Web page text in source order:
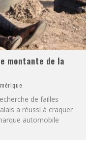
montante de la
de failles
a réussi à craquer
automobile